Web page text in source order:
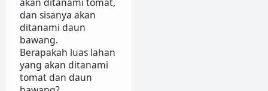
dan sisanya akan
ditanami daun
bawang.
Berapakah luas lahan
yang akan ditanami
tomat dan daun